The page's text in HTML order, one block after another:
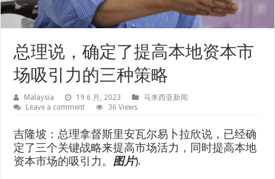
总理说，确定了提高本地资本市
场吸引力的三种策略
Malaysia 19 6 月, 2023
马来西亚新闻
Leave a comment
36 Views
吉隆坡：总理拿督斯里安瓦尔易卜拉欣说，已经确
定了三个关键战略来提高市场活力，同时提高本地
资本市场的吸引力。 图片).